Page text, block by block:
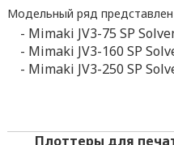
Модельный ряд
- Mimaki JV3-75 SP
- Mimaki JV3-160 SP
- Mimaki JV3-250 SP
Плоттеры для